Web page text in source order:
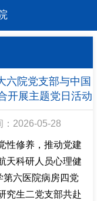
六院党支部与中国
开展主题党日活动
：2026-05-28
性修养，推动党建
天科研人员心理健
第六医院病房四党
究生二党支部共赴